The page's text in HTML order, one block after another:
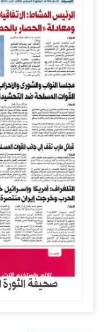
صحيفة الثورة السبت 25